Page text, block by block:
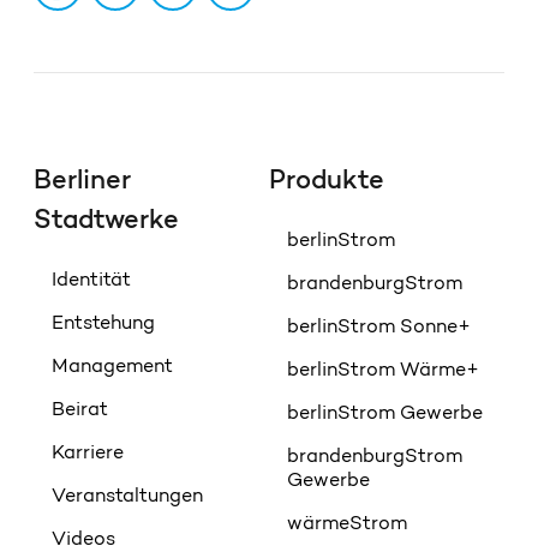
Berliner
Stadtwerke
Identität
Entstehung
Management
Beirat
Karriere
Veranstaltungen
Videos
Produkte
berlinStrom
brandenburgStrom
berlinStrom Sonne+
berlinStrom Wärme+
berlinStrom Gewerbe
brandenburgStrom
Gewerbe
wärmeStrom